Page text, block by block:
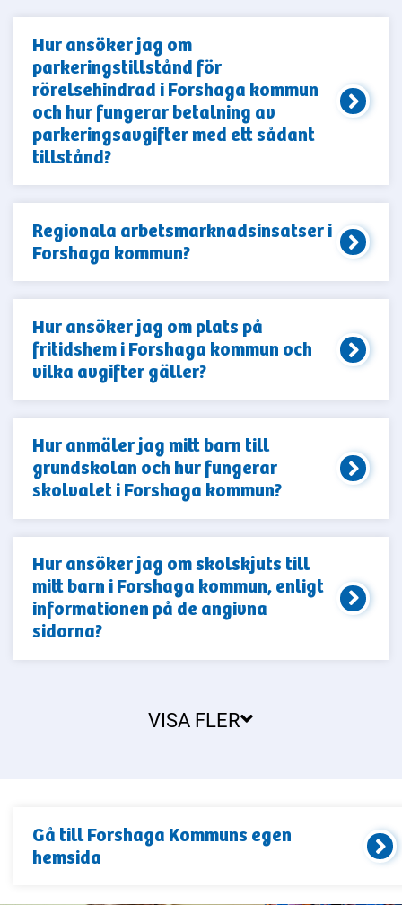
Hur ansöker jag om
parkeringstillstånd för
rörelsehindrad i Forshaga kommun
och hur fungerar betalning av
parkeringsavgifter med ett sådant
tillstånd?
Regionala arbetsmarknadsinsatser i
Forshaga kommun?
Hur ansöker jag om plats på
fritidshem i Forshaga kommun och
vilka avgifter gäller?
Hur anmäler jag mitt barn till
grundskolan och hur fungerar
skolvalet i Forshaga kommun?
Hur ansöker jag om skolskjuts till
mitt barn i Forshaga kommun, enligt
informationen på de angivna
sidorna?
VISA FLER
Gå tillForshaga Kommuns egen
hemsida